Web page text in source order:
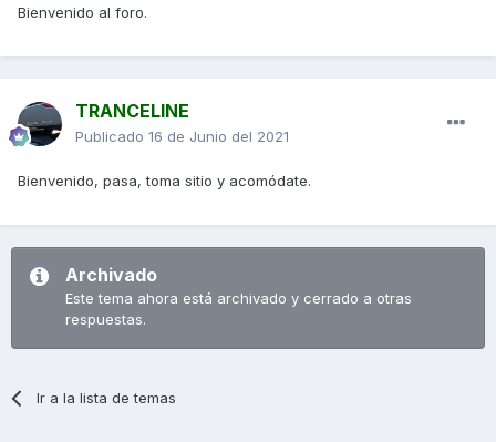
Bienvenido al foro.
TRANCELINE
Publicado 16 de Junio del 2021
Bienvenido, pasa, toma sitio y acomódate.
Archivado
Este tema ahora está archivado y cerrado a otras
respuestas.
Ir a la lista de temas